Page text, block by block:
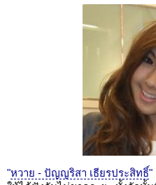
"หวาย - ปัญญริสา เธียรประสิทธิ์"